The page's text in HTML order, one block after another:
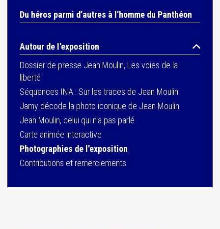
Du héros parmi d’autres à l’homme du Panthéon
Autour de l'exposition
Dossier de presse Jean Moulin, Les voies de la
liberté
Séquences INA : Sur les traces de Jean Moulin
Jamy décode la photo iconique de Jean Moulin
Jean Moulin, celui qui n'a pas parlé
Carte animée interactive
Photographies de l'exposition
Contributions et remerciements